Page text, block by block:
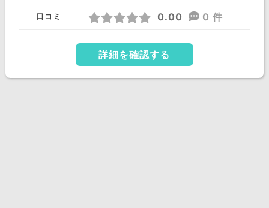
口コミ 0.00 0 件
詳細を確認する